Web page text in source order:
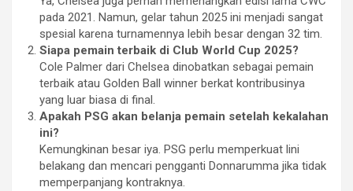
pada 2021. Namun, gelar tahun 2025 ini menjadi sangat
spesial karena turnamennya lebih besar dengan 32 tim.
Siapa pemain terbaik di Club World Cup 2025?
Cole Palmer dari Chelsea dinobatkan sebagai pemain
terbaik atau Golden Ball winner berkat kontribusinya
yang luar biasa di final.
Apakah PSG akan belanja pemain setelah kekalahan
ini?
Kemungkinan besar iya. PSG perlu memperkuat lini
belakang dan mencari pengganti Donnarumma jika tidak
memperpanjang kontraknya.